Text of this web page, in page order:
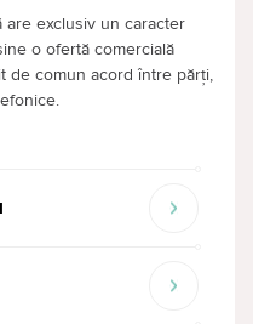
are exclusiv un caracter
o ofertă comercială
de comun acord între părți,